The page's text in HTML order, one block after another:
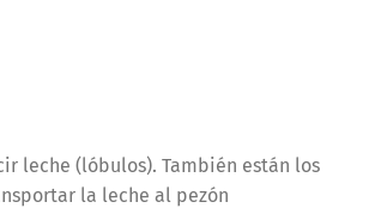
leche (lóbulos). También están los
la leche al pezón